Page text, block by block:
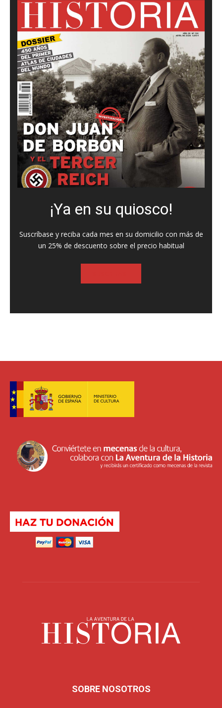
¡Ya en su quiosco!
Suscríbase y reciba cada mes en su domicilio con más de
un 25% de descuento sobre el precio habitual
SOBRE NOSOTROS